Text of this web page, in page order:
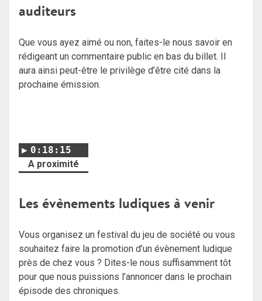
auditeurs
Que vous ayez aimé ou non, faites-le nous savoir en
rédigeant un commentaire public en bas du billet. Il
aura ainsi peut-être le privilège d’être cité dans la
prochaine émission.
0:18:15
A proximité
Les évènements ludiques à venir
Vous organisez un festival du jeu de société ou vous
souhaitez faire la promotion d’un évènement ludique
près de chez vous ? Dites-le nous suffisamment tôt
pour que nous puissions l’annoncer dans le prochain
épisode des chroniques.